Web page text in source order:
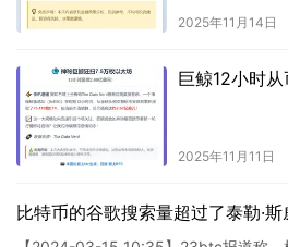
2025年11月14日
巨鲸12小时
2025年11月11日
比特币的谷歌搜索量超过了泰勒·斯